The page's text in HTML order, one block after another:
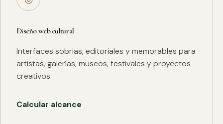
Diseño web cultural
Interfaces sobrias, editoriales y memorables para
artistas, galerías, museos, festivales y proyectos
creativos.
Calcular alcance